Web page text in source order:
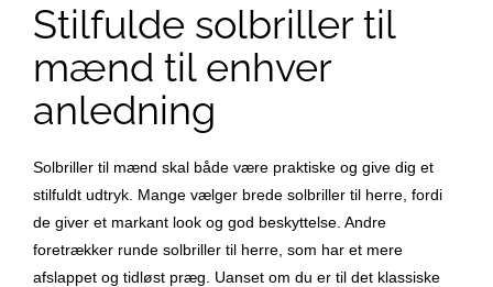
Stilfulde solbriller til
mænd til enhver
anledning
Solbriller til mænd skal både være praktiske og give dig et
stilfuldt udtryk. Mange vælger brede solbriller til herre, fordi
de giver et markant look og god beskyttelse. Andre
foretrækker runde solbriller til herre, som har et mere
afslappet og tidløst præg. Uanset om du er til det klassiske